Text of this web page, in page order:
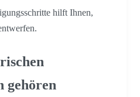
hilft Ihnen,
gehören